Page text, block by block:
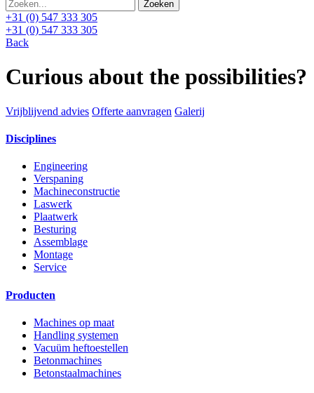
+31 (0) 547 333 305
+31 (0) 547 333 305
Back
Curious about the possibilities?
Vrijblijvend advies Offerte aanvragen Galerij
Disciplines
Engineering
Verspaning
Machineconstructie
Laswerk
Plaatwerk
Besturing
Assemblage
Montage
Service
Producten
Machines op maat
Handling systemen
Vacuüm heftoestellen
Betonmachines
Betonstaalmachines